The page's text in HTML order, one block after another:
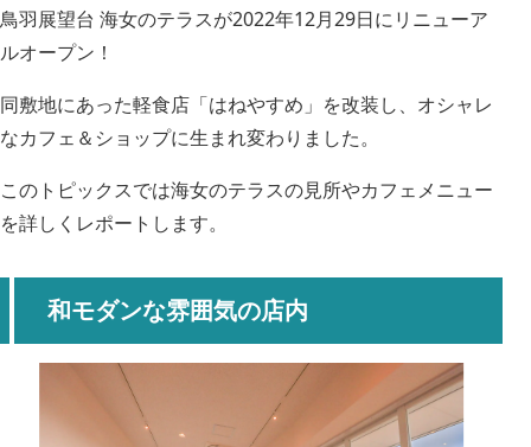
鳥羽展望台 海女のテラスが2022年12月29日にリニューア
ルオープン！
同敷地にあった軽食店「はねやすめ」を改装し、オシャレ
なカフェ＆ショップに生まれ変わりました。
このトピックスでは海女のテラスの見所やカフェメニュー
を詳しくレポートします。
和モダンな雰囲気の店内